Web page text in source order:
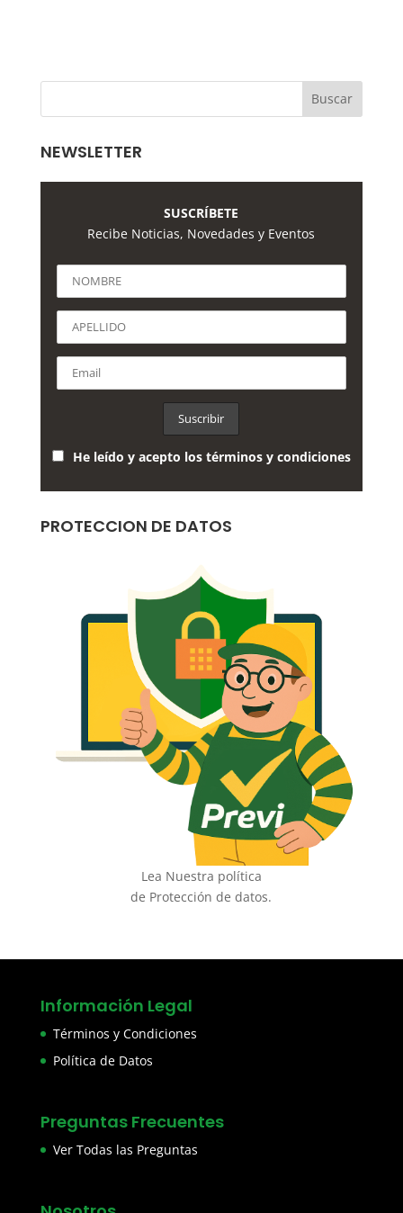
NEWSLETTER
SUSCRÍBETE
Recibe Noticias, Novedades y Eventos
He leído y acepto los términos y condiciones
PROTECCION DE DATOS
Lea Nuestra política
de Protección de datos.
Información Legal
Términos y Condiciones
Política de Datos
Preguntas Frecuentes
Ver Todas las Preguntas